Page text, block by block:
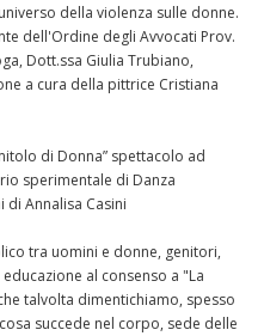
della violenza sulle donne.
dell'Ordine degli Avvocati Prov.
Dott.ssa Giulia Trubiano,
a cura della pittrice Cristiana
di Donna” spettacolo ad
sperimentale di Danza
Annalisa Casini
tra uomini e donne, genitori,
al consenso a "La
talvolta dimentichiamo, spesso
succede nel corpo, sede delle